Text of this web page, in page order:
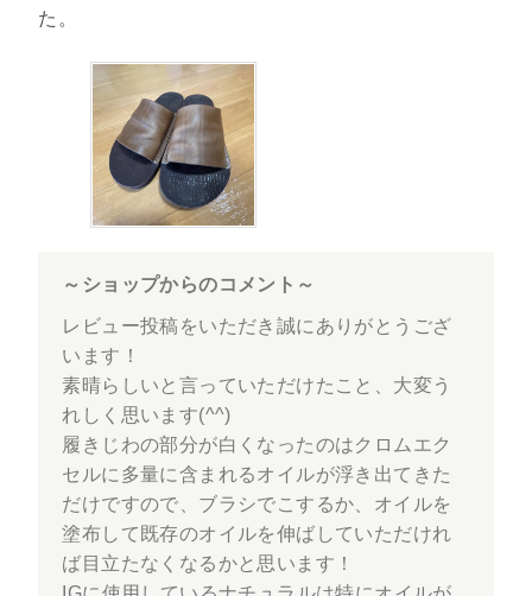
た。
～ショップからのコメント～
レビュー投稿をいただき誠にありがとうござ
います！
素晴らしいと言っていただけたこと、大変う
れしく思います(^^)
履きじわの部分が白くなったのはクロムエク
セルに多量に含まれるオイルが浮き出てきた
だけですので、ブラシでこするか、オイルを
塗布して既存のオイルを伸ばしていただけれ
ば目立たなくなるかと思います！